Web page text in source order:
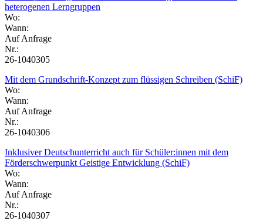
heterogenen Lerngruppen
Wo:
Wann:
Auf Anfrage
Nr.:
26-1040305
Mit dem Grundschrift-Konzept zum flüssigen Schreiben (SchiF)
Wo:
Wann:
Auf Anfrage
Nr.:
26-1040306
Inklusiver Deutschunterricht auch für Schüler:innen mit dem
Förderschwerpunkt Geistige Entwicklung (SchiF)
Wo:
Wann:
Auf Anfrage
Nr.:
26-1040307